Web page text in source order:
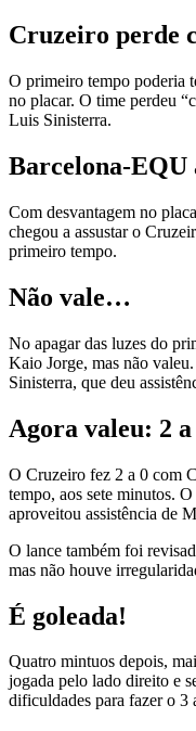
Cruzeiro perde
O primeiro tempo poderia
no placar. O time perdeu
Luis Sinisterra.
Barcelona-EQU
Com desvantagem no
chegou a assustar o
primeiro tempo.
Não vale…
No apagar das luzes do
Kaio Jorge, mas não
Sinisterra, que deu
Agora valeu: 2 a
O Cruzeiro fez 2 a 0 com
tempo, aos sete minutos.
aproveitou assistência de
O lance também foi
mas não houve
É goleada!
Quatro mintuos depois,
jogada pelo lado direito e
dificuldades para fazer o 3